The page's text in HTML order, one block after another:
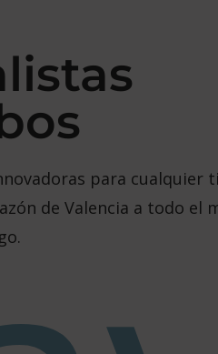
para cualquier
de Valencia a todo el